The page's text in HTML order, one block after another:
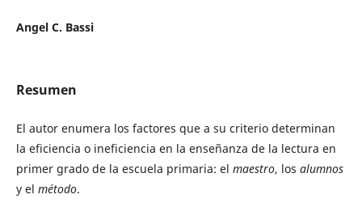
Angel C. Bassi
Resumen
El autor enumera los factores que a su criterio determinan
la eficiencia o ineficiencia en la enseñanza de la lectura en
primer grado de la escuela primaria: el maestro, los alumnos
y el método.